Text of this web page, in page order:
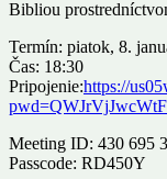
Bibliou
Termín: piatok, 8.
Čas: 18:30
Pripojenie:https://
Meeting ID: 430 695
Passcode: RD450Y